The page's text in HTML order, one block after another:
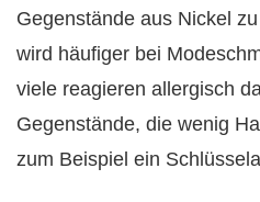
Gegenstände aus Nickel
wird häufiger bei
viele reagieren allergisch
Gegenstände, die wenig
zum Beispiel ein